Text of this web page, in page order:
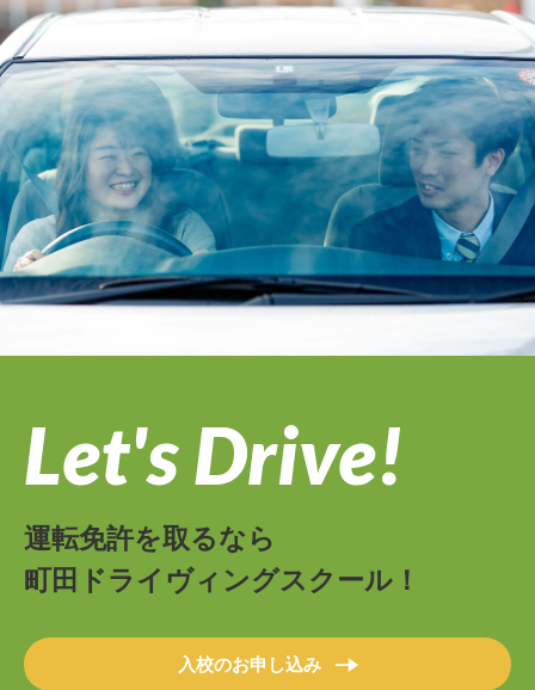
Let's Drive!
運転免許を取るなら
町田ドライヴィングスクール！
入校のお申し込み